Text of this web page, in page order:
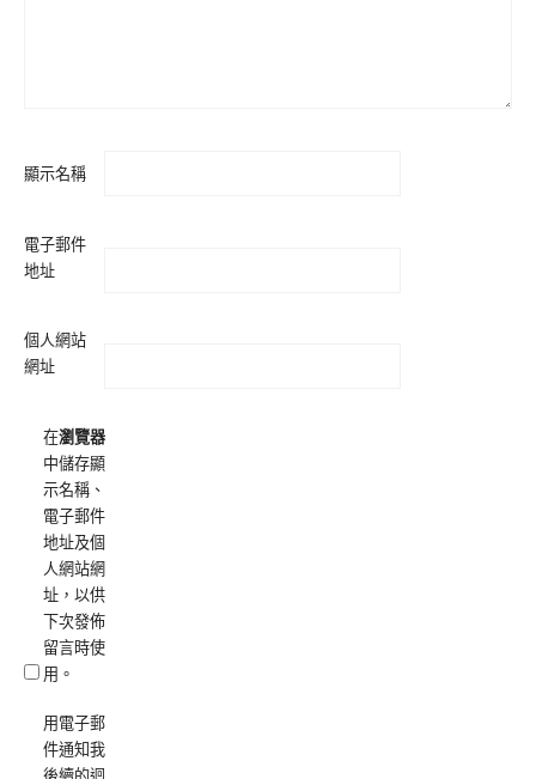
顯示名稱
電子郵件
地址
個人網站
網址
在瀏覽器
中儲存顯
示名稱、
電子郵件
地址及個
人網站網
址，以供
下次發佈
留言時使
用。
用電子郵
件通知我